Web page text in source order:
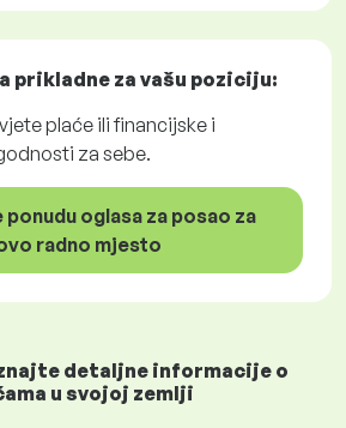
prikladne za vašu poziciju:
plaće ili financijske i
za sebe.
oglasa za posao za
radno mjesto
detaljne informacije o
u svojoj zemlji